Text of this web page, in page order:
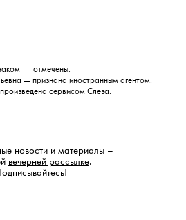
отмечены:
— признана иностранным агентом.
сервисом Слеза.
новости и материалы –
вечерней рассылке.